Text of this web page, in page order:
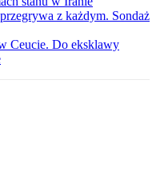
z każdym. Sondaż
Ceucie. Do eksklawy